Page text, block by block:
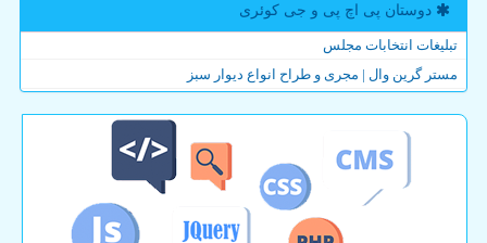
دوستان پی اچ پی و جی كوئری
تبلیغات انتخابات مجلس
مستر گرین وال | مجری و طراح انواع دیوار سبز